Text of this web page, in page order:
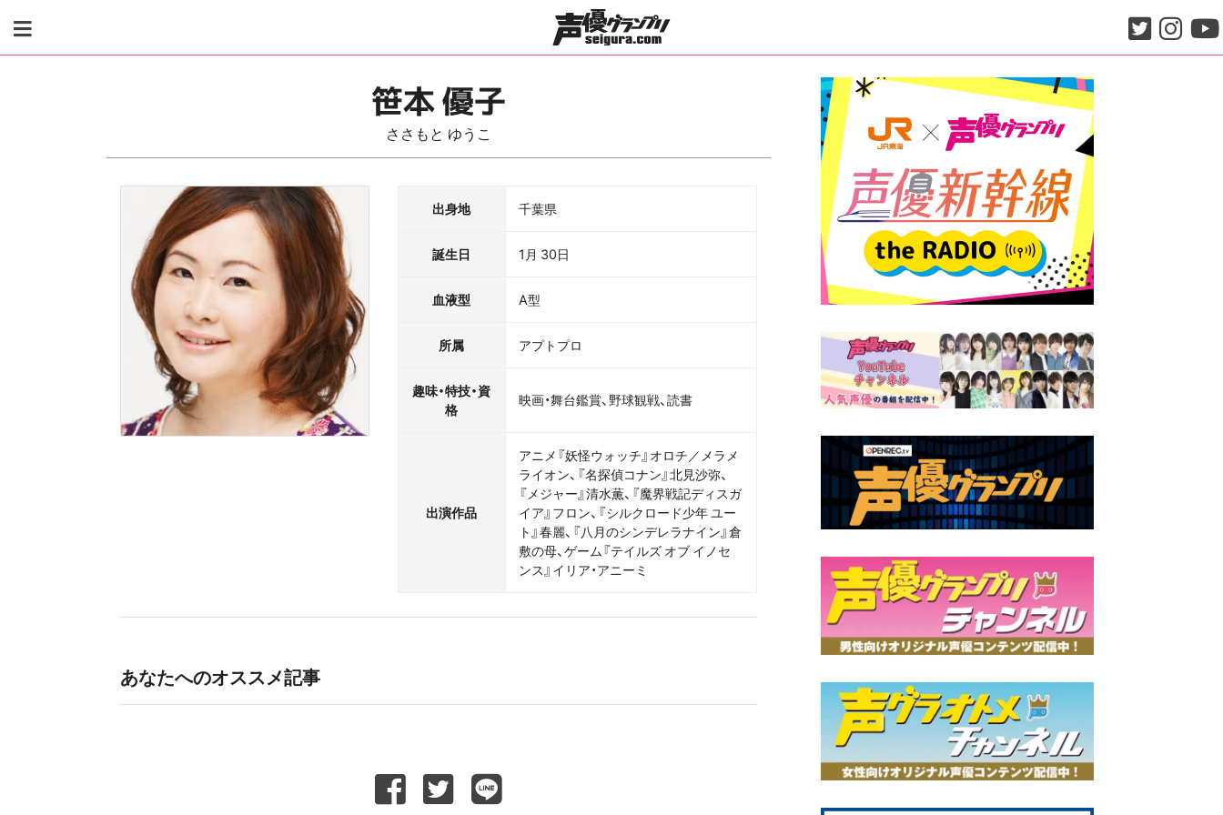
content
笹本 優子
ささもと ゆうこ
出身地 千葉県
誕生日 1月 30日
血液型 A型
所属 アプトプロ
趣味・特技・資
格
映画・舞台鑑賞、野球観戦、読書
出演作品
アニメ『妖怪ウォッチ』オロチ／メラメ
ライオン、『名探偵コナン』北見沙弥、
『メジャー』清水薫、『魔界戦記ディスガ
イア』フロン、『シルクロード少年 ユー
ト』春麗、『八月のシンデレラナイン』倉
敷の母、ゲーム『テイルズ オブ イノセ
ンス』イリア・アニーミ
あなたへのオススメ記事